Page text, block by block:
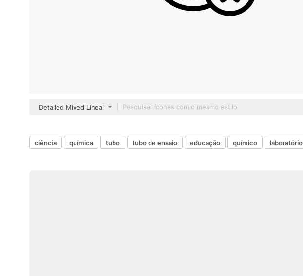
Detailed Mixed Lineal
ciência química tubo tubo de ensaio educação químico laboratório